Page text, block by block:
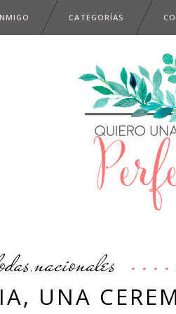
CATEGORÍAS
,nacionales
UNA